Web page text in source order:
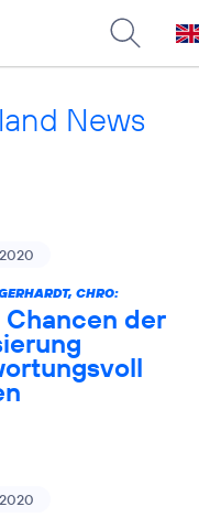
News
CHRO:
der